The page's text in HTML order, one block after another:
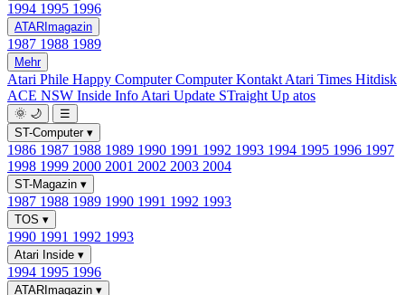
1994 1995 1996
ATARImagazin
1987 1988 1989
Mehr
Atari Phile Happy ComputerComputer Kontakt Atari Times Hitdisk
ACE NSW Inside Info Atari Update STraight Up atos
🌞 🌙
☰
ST-Computer ▾
1986 1987 1988 1989 1990 1991 1992 1993 1994 1995 1996 1997
1998 1999 2000 2001 2002 2003 2004
ST-Magazin ▾
1987 1988 1989 1990 1991 1992 1993
TOS ▾
1990 1991 1992 1993
Atari Inside ▾
1994 1995 1996
ATARImagazin ▾